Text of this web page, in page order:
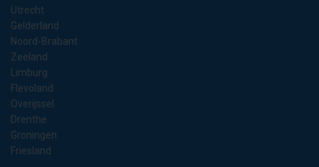
Utrecht
Gelderland
Noord-Brabant
Zeeland
Limburg
Flevoland
Overijssel
Drenthe
Groningen
Friesland